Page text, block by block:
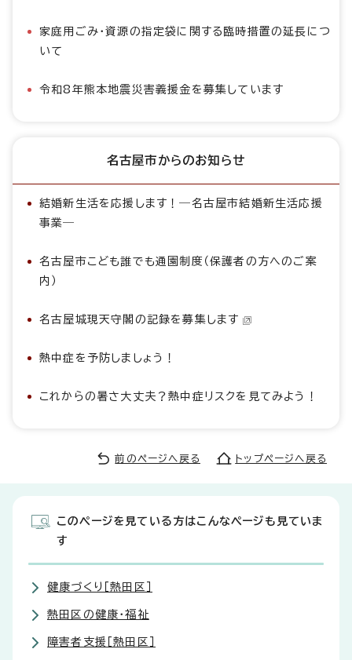
家庭用ごみ・資源の指定袋に関する臨時措置の延長につ
いて
令和8年熊本地震災害義援金を募集しています
名古屋市からのお知らせ
結婚新生活を応援します！―名古屋市結婚新生活応援
事業―
名古屋市こども誰でも通園制度（保護者の方へのご案
内）
名古屋城現天守閣の記録を募集します
熱中症を予防しましょう！
これからの暑さ大丈夫？熱中症リスクを見てみよう！
前のページへ戻る トップページへ戻る
このページを見ている方はこんなページも見ていま
す
健康づくり［熱田区］
熱田区の健康・福祉
障害者支援［熱田区］